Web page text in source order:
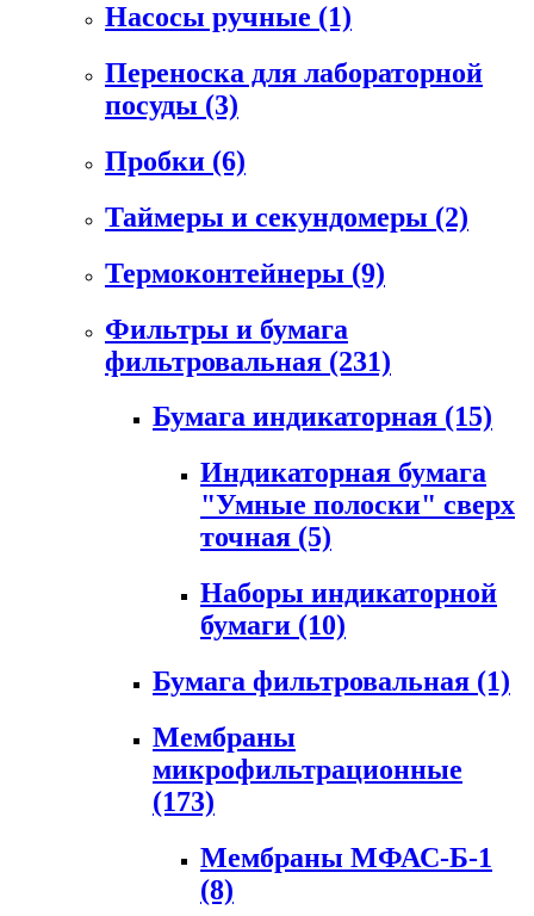
Насосы ручные (1)
Переноска для лабораторной
посуды (3)
Пробки (6)
Таймеры и секундомеры (2)
Термоконтейнеры (9)
Фильтры и бумага
фильтровальная (231)
Бумага индикаторная (15)
Индикаторная бумага
"Умные полоски" сверх
точная (5)
Наборы индикаторной
бумаги (10)
Бумага фильтровальная (1)
Мембраны
микрофильтрационные
(173)
Мембраны МФАС-Б-1
(8)